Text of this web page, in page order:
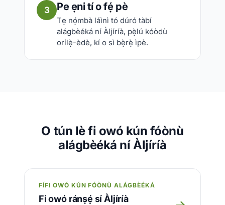
3 Pe ẹni tí o fẹ́ pè
Tẹ nọ́mbà láìnì tó dúró tàbí
alágbèéká ní Àljíríà, pẹ̀lú kóòdù
orílẹ̀-èdè, kí o sì bẹ̀rẹ̀ ìpè.
O tún lè fi owó kún fóònù
alágbèéká ní Àljíríà
FÍFI OWÓ KÚN FÓÒNÙ ALÁGBÈÉKÁ
Fi owó ránṣẹ́ sí Àljíríà